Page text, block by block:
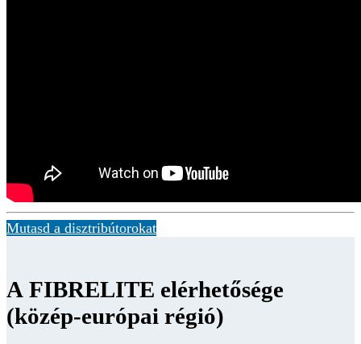
Mutasd a disztribútorokat
A FIBRELITE elérhetősége
(közép-európai régió)